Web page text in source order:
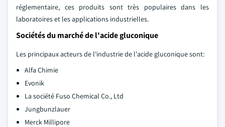
réglementaire, ces produits sont très populaires dans les
laboratoires et les applications industrielles.
Sociétés du marché de l'acide gluconique
Les principaux acteurs de l'industrie de l'acide gluconique sont:
Alfa Chimie
Evonik
La société Fuso Chemical Co., Ltd
Jungbunzlauer
Merck Millipore